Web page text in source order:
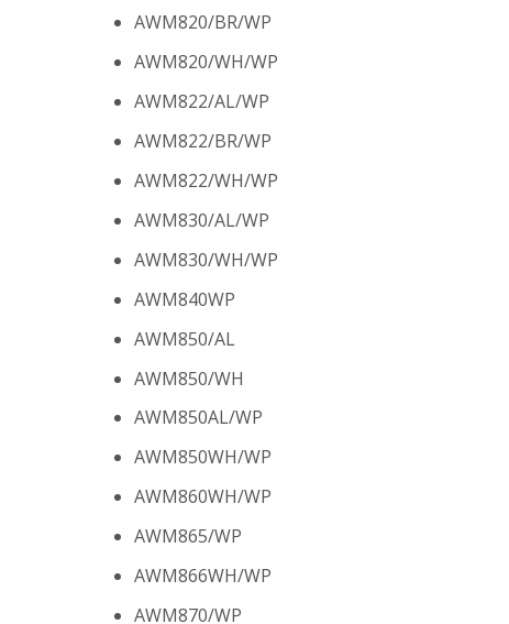
AWM820/BR/WP
AWM820/WH/WP
AWM822/AL/WP
AWM822/BR/WP
AWM822/WH/WP
AWM830/AL/WP
AWM830/WH/WP
AWM840WP
AWM850/AL
AWM850/WH
AWM850AL/WP
AWM850WH/WP
AWM860WH/WP
AWM865/WP
AWM866WH/WP
AWM870/WP